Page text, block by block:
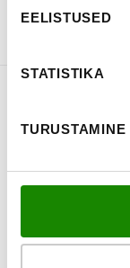
EELISTUSED
STATISTIKA
TURUSTAMINE
BROŠÜÜRE